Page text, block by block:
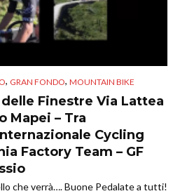
, GRAN FONDO, MOUNTAIN BIKE
Finestre Via Lattea
Mapei – Tra
Cycling
Factory Team – GF
che verrà…. Buone Pedalate a tutti!